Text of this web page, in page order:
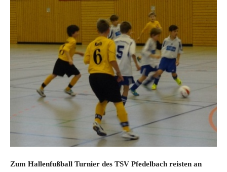
Zum Hallenfußball Turnier des TSV Pfedelbach reisten an